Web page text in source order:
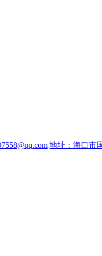
地址：海口市